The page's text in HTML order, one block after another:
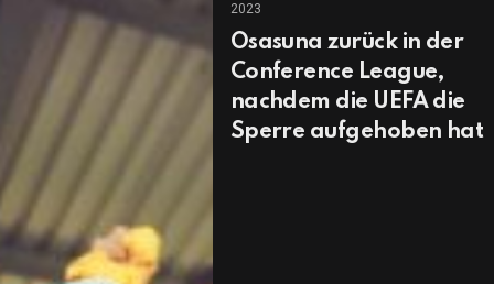
2023
Osasuna zurück in der
Conference League,
nachdem die UEFA die
Sperre aufgehoben hat